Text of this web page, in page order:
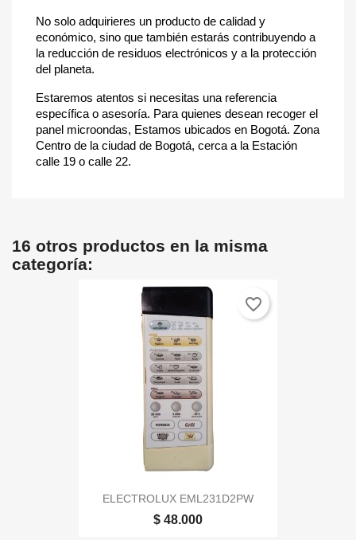
No solo adquirieres un producto de calidad y
económico, sino que también estarás contribuyendo a
la reducción de residuos electrónicos y a la protección
del planeta.
Estaremos atentos si necesitas una referencia
específica o asesoría. Para quienes desean recoger el
panel microondas, Estamos ubicados en Bogotá. Zona
Centro de la ciudad de Bogotá, cerca a la Estación
calle 19 o calle 22.
16 otros productos en la misma
categoría:
ELECTROLUX EML231D2PW
$ 48.000
favorite_border